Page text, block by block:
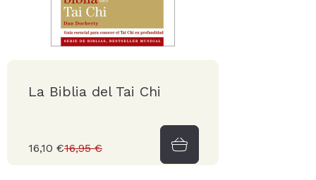
La Biblia del Tai Chi
16,10 €16,95 €